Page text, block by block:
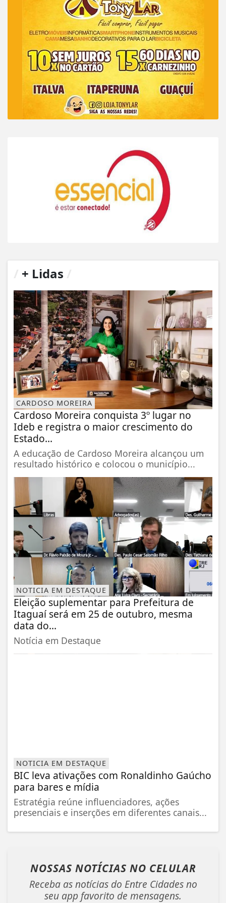
+ Lidas
CARDOSO MOREIRA
Cardoso Moreira conquista 3º lugar no
Ideb e registra o maior crescimento do
Estado...
A educação de Cardoso Moreira alcançou um
resultado histórico e colocou o município...
NOTICIA EM DESTAQUE
Eleição suplementar para Prefeitura de
Itaguaí será em 25 de outubro, mesma
data do...
Notícia em Destaque
NOTICIA EM DESTAQUE
BIC leva ativações com Ronaldinho Gaúcho
para bares e mídia
Estratégia reúne influenciadores, ações
presenciais e inserções em diferentes canais...
NOSSAS NOTÍCIAS NO CELULAR
Receba as notícias do Entre Cidades no
seu app favorito de mensagens.